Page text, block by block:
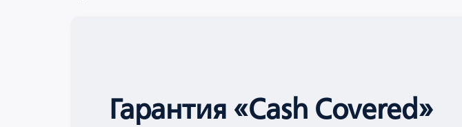
Гарантия «Cash Covered»